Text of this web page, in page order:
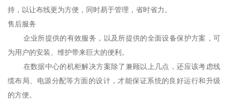
持，以让布线更为方便，同时易于管理，省时省力。
售后服务
企业所提供的有效服务，以及所提供的全面设备保护方案，可
为用户的安装、维护带来巨大的便利。
在数据中心的机柜解决方案除了兼顾以上几点，还应该考虑线
缆布局、电源分配等方面的设计，才能保证系统的良好运行和升级
的方便。